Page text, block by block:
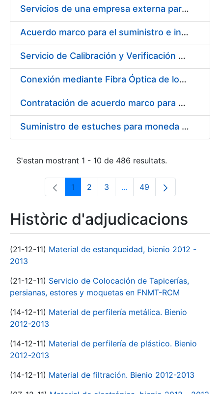
Servicios de una empresa externa para el asesoramiento y resolución de los recursos de alzada que se presentan relacionados con procesos de selección para la FNMT-RCM
Acuerdo marco para el suministro e instalación de persianas, estores y otros complementos
Servicio de Calibración y Verificación Externa de los Equipos de Medición del Servicio de Prevención de la FNMT-RCM
Conexión mediante Fibra Óptica de los Centros de Proceso de Datos (CPDs) de las sedes de la FNMT-RCM de Burgos y Madrid
Contratación de acuerdo marco para el Suministro de Material de Electricidad para la Fábrica Nacional de Moneda y Timbre-Real Casa de la Moneda en su centro de trabajo de Burgos
Suministro de estuches para moneda de 30 €
S'estan mostrant 1 - 10 de 486 resultats.
Pàgina
1 Pàgina
2 Pàgina
3 ...Pàgines intermèdies
Pàgina
49
Històric d'adjudicacions
(21-12-11) Material de estanqueidad, bienio 2012 -
2013
(21-12-11) Servicio de Colocación de Tapicerías,
persianas, estores y moquetas en FNMT-RCM
(14-12-11) Material de perfilería metálica. Bienio
2012-2013
(14-12-11) Material de perfilería de plástico. Bienio
2012-2013
(14-12-11) Material de filtración. Bienio 2012-2013